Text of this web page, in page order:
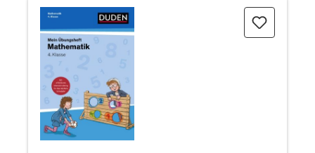
Übungsheft Mathematik - 4. Klasse